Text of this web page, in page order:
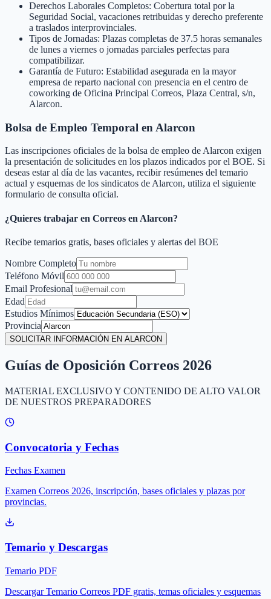
Derechos Laborales Completos: Cobertura total por la
Seguridad Social, vacaciones retribuidas y derecho preferente
a traslados interprovinciales.
Tipos de Jornadas: Plazas completas de 37.5 horas semanales
de lunes a viernes o jornadas parciales perfectas para
compatibilizar.
Garantía de Futuro: Estabilidad asegurada en la mayor
empresa de reparto nacional con presencia en el centro de
coworking de Oficina Principal Correos, Plaza Central, s/n,
Alarcon.
Bolsa de Empleo Temporal en Alarcon
Las inscripciones oficiales de la bolsa de empleo deAlarcon exigen
la presentación de solicitudes en los plazos indicados por el BOE. Si
deseas estar al día de las vacantes, recibir resúmenes del temario
actual y esquemas de los sindicatos deAlarcon, utiliza el siguiente
formulario de consulta oficial.
¿Quieres trabajar en Correos en Alarcon?
Recibe temarios gratis, bases oficiales y alertas del BOE
Nombre Completo
Teléfono Móvil
Email Profesional
Edad
Estudios Mínimos
Provincia
SOLICITAR INFORMACIÓN EN ALARCON
Guías de Oposición Correos 2026
MATERIAL EXCLUSIVO Y CONTENIDO DE ALTO VALOR
DE NUESTROS PREPARADORES
Convocatoria y Fechas
Fechas Examen
Examen Correos 2026, inscripción, bases oficiales y plazas por
provincias.
Temario y Descargas
Temario PDF
Descargar Temario Correos PDF gratis, temas oficiales y esquemas